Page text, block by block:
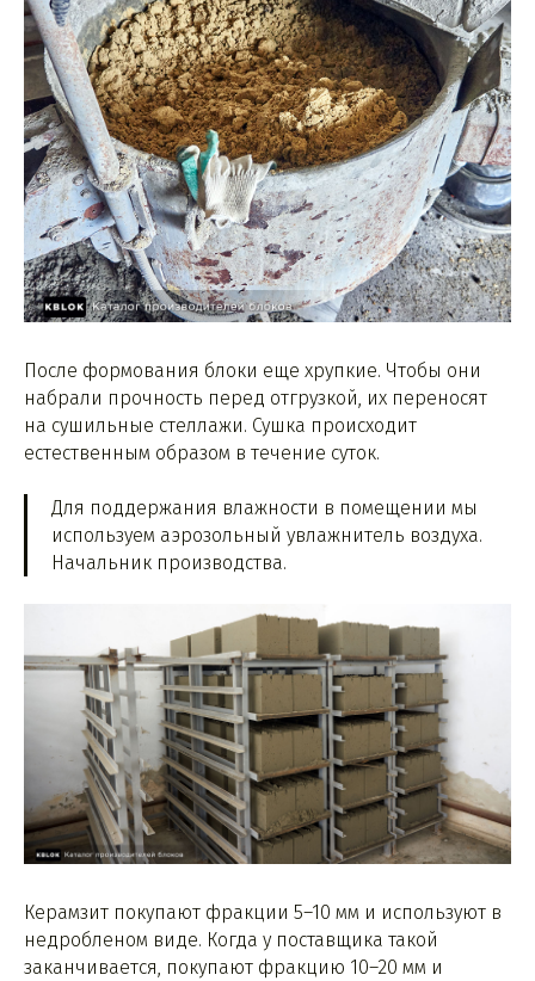
После формования блоки еще хрупкие. Чтобы они
набрали прочность перед отгрузкой, их переносят
на сушильные стеллажи. Сушка происходит
естественным образом в течение суток.
Для поддержания влажности в помещении мы
используем аэрозольный увлажнитель воздуха.
Начальник производства.
Керамзит покупают фракции 5–10 мм и используют в
недробленом виде. Когда у поставщика такой
заканчивается, покупают фракцию 10–20 мм и